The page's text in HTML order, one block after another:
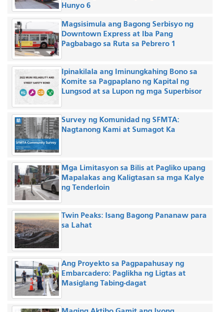
Hunyo 6
Magsisimula ang Bagong Serbisyo ng
Downtown Express at Iba Pang
Pagbabago sa Ruta sa Pebrero 1
Ipinakilala ang Iminungkahing Bono sa
Komite sa Pagpaplano ng Kapital ng
Lungsod at sa Lupon ng mga Superbisor
Survey ng Komunidad ng SFMTA:
Nagtanong Kami at Sumagot Ka
Mga Limitasyon sa Bilis at Pagliko upang
Mapalakas ang Kaligtasan sa mga Kalye
ng Tenderloin
Twin Peaks: Isang Bagong Pananaw para
sa Lahat
Ang Proyekto sa Pagpapahusay ng
Embarcadero: Paglikha ng Ligtas at
Masiglang Tabing-dagat